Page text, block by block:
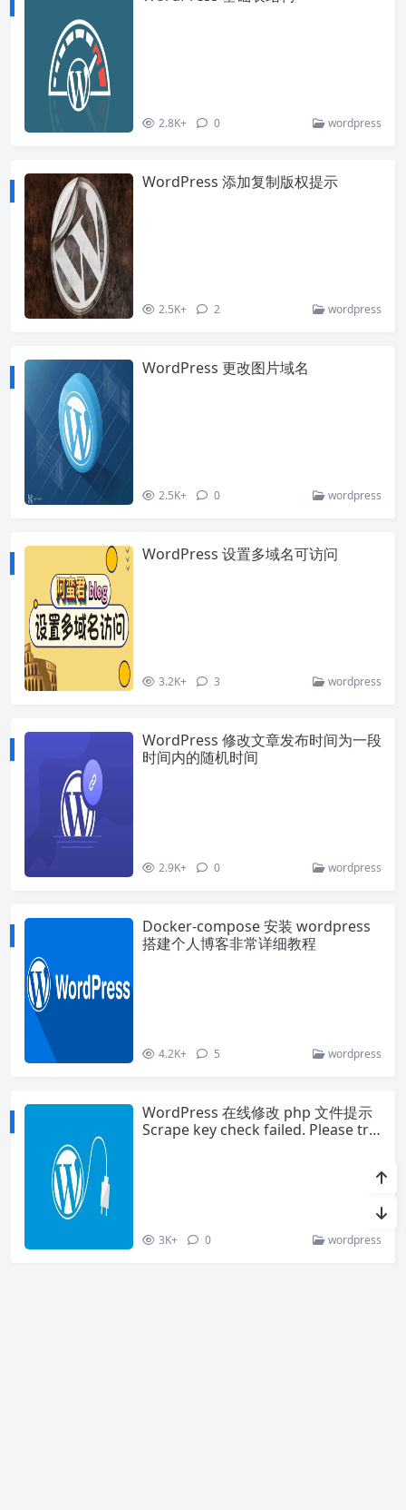
2.8K+ 0 wordpress
WordPress 添加复制版权提示
2.5K+ 2 wordpress
WordPress 更改图片域名
2.5K+ 0 wordpress
WordPress 设置多域名可访问
3.2K+ 3 wordpress
WordPress 修改文章发布时间为一段
时间内的随机时间
2.9K+ 0 wordpress
Docker-compose 安装 wordpress
搭建个人博客非常详细教程
4.2K+ 5 wordpress
WordPress 在线修改 php 文件提示
Scrape key check failed. Please try
3K+ 0 wordpress